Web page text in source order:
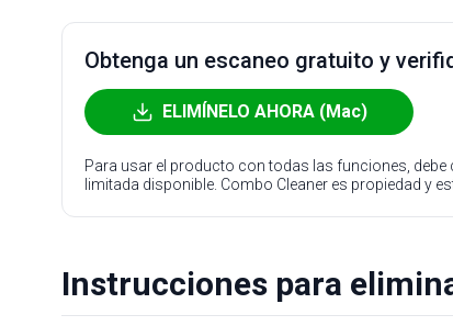
Obtenga un escaneo gratuito y
ELIMÍNELO AHORA (Mac)
Para usar el producto con todas las funciones,
limitada disponible. Combo Cleaner es propiedad y
Instrucciones para